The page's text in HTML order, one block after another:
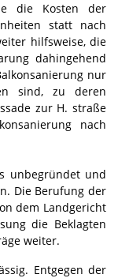
die Kosten der
statt nach
hilfsweise, die
dahingehend
nur
sind, zu deren
zur H. straße
nach
unbegründet und
Die Berufung der
dem Landgericht
die Beklagten
weiter.
Entgegen der